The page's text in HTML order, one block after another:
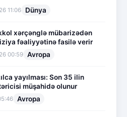
11:06 Dünya
xərçənglə mübarizədən
fəaliyyətinə fasilə verir
00:59 Avropa
yayılması: Son 35 ilin
müşahidə olunur
Avropa